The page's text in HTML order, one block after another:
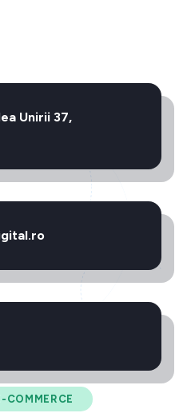
COMMERCE
Unirii 37,